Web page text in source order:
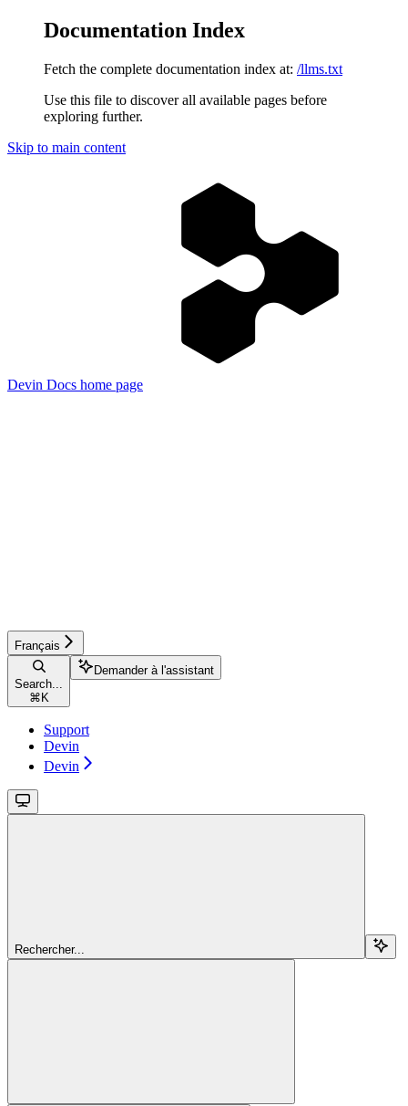
Documentation Index
Fetch the complete documentation index at: /llms.txt
Use this file to discover all available pages before
exploring further.
Skip to main content
Devin Docs home page
Français
Search...
⌘ K
Demander à l'assistant
Support
Devin
Devin
Rechercher...